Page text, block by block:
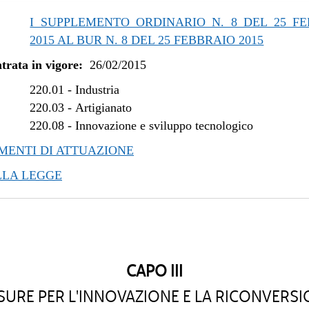
al 31/12/2021
2021 al 11/08/2021
al 11/11/2020
al 25/06/2020
2019 al 31/12/2019
2019 al 10/07/2019
al 30/04/2019
al 28/03/2018
al 31/12/2017
2016 al 31/12/2016
I SUPPLEMENTO ORDINARIO N. 8 DEL 25
2015 AL BUR N. 8 DEL 25 FEBBRAIO 2015
in vigore: 26/02/2015
220.01 -Industria
220.03 -Artigianato
220.08 -Innovazione e sviluppo tecnologico
DI ATTUAZIONE
LEGGE
CAPO III
PER L'INNOVAZIONE E LA